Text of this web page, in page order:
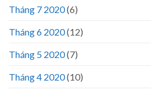
Tháng 7 2020(6)
Tháng 6 2020(12)
Tháng 5 2020(7)
Tháng 4 2020(10)